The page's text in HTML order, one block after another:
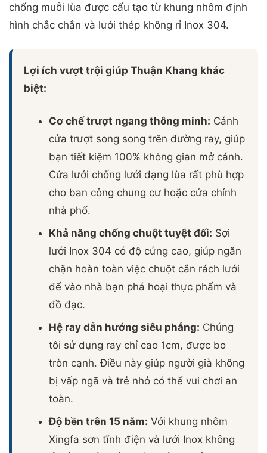
chống muỗi lùa được cấu tạo từ khung nhôm định
hình chắc chắn và lưới thép không rỉ Inox 304.
Lợi ích vượt trội giúp Thuận Khang khác
biệt:
Cơ chế trượt ngang thông minh: Cánh
cửa trượt song song trên đường ray, giúp
bạn tiết kiệm 100% không gian mở cánh.
Cửa lưới chống lưới dạng lùa rất phù hợp
cho ban công chung cư hoặc cửa chính
nhà phố.
Khả năng chống chuột tuyệt đối: Sợi
lưới Inox 304 có độ cứng cao, giúp ngăn
chặn hoàn toàn việc chuột cắn rách lưới
để vào nhà bạn phá hoại thực phẩm và
đồ đạc.
Hệ ray dẫn hướng siêu phẳng: Chúng
tôi sử dụng ray chỉ cao 1cm, được bo
tròn cạnh. Điều này giúp người già không
bị vấp ngã và trẻ nhỏ có thể vui chơi an
toàn.
Độ bền trên 15 năm: Với khung nhôm
Xingfa sơn tĩnh điện và lưới Inox không